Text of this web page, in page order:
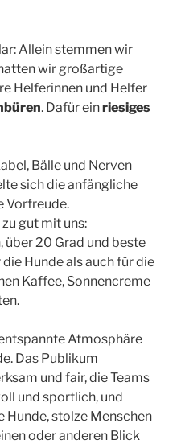
Allein stemmen wir
wir großartige
Helferinnen und Helfer
. Dafür einriesiges
Bälle und Nerven
sich die anfängliche
Vorfreude.
gut mit uns:
über 20 Grad und beste
Hunde als auch für die
Kaffee, Sonnencreme
Atmosphäre
Das Publikum
und fair, die Teams
und sportlich, und
Hunde, stolze Menschen
oder anderen Blick